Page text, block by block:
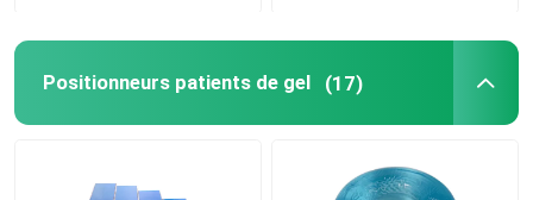
Positionneurs patients de gel (17)